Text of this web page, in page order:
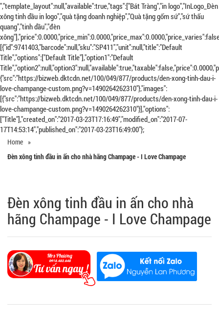
","template_layout":null,"available":true,"tags":["Bát Tràng","in logo","InLogo_Đèn
xông tinh dầu in logo","quà tặng doanh nghiệp","Quà tặng gốm sứ","sứ thấu
quang","tinh dầu","đèn
[{"id":9741403,"barcode":null,"sku":"SP411","unit":null,"title":"Default
Title","options":["Default Title"],"option1":"Default
{"src":"https://bizweb.dktcdn.net/100/049/877/products/den-xong-tinh-dau-i-
love-champange-custom.png?v=1490264262310"},"images":
[{"src":"https://bizweb.dktcdn.net/100/049/877/products/den-xong-tinh-dau-i-
love-champange-custom.png?v=1490264262310"}],"options":
["Title"],"created_on":"2017-03-23T17:16:49","modified_on":"2017-07-
17T14:53:14","published_on":"2017-03-23T16:49:00"};
Home »
Đèn xông tinh đầu in ấn cho nhà hãng Champage - I Love Champage
Đèn xông tinh đầu in ấn cho nhà
hãng Champage - I Love Champage